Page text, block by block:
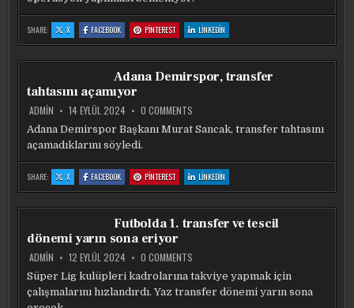
SHARE: X:
BEŞIKTAŞ’A
DEV
FESIH
FACEBOOK:
BEŞIKTAŞ’A
DEV
FESIH
BAŞLIYOR
PINTEREST:
BEŞIKTAŞ’A
DEV
FESIH
BAŞLIYOR
LINKEDIN
BEŞIKTAŞ’A
DEV
FESIH
BAŞLIYOR
Adana Demirspor, transfer
tahtasını açamıyor
ADMIN 14 EYLÜL 2024 0 COMMENTS
DEMIRSPOR,
TRANSFER
Adana Demirspor Başkanı Murat Sancak, transfer tahtasını
açamadıklarını söyledi.
SHARE: X:
ADANA
DEMIRSPOR,
TAHTASINI
FACEBOOK:
ADANA
DEMIRSPOR,
TAHTASINI
PINTEREST:
ADANA
DEMIRSPOR,
TAHTASINI
LINKEDIN
ADANA
DEMIRSPOR,
TAHTASINI
Futbolda 1. transfer ve tescil
dönemi yarın sona eriyor
ADMIN 12 EYLÜL 2024 0 COMMENTS
1.
TRANSFER
VE
Süper Lig kulüpleri kadrolarına takviye yapmak için
çalışmalarını hızlandırdı. Yaz transfer dönemi yarın sona